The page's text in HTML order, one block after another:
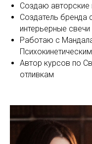
Создаю авторские
Создатель бренда
интерьерные свечи
Работаю с
Автор курсов по
отливкам